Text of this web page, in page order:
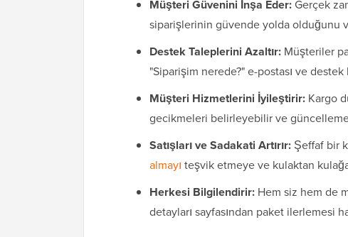
Müşteri Güvenini İnşa Eder: Gerçek
siparişlerinin güvende yolda olduğunu
Destek Taleplerini Azaltır: Müşteriler
"Siparişim nerede?" e-postası ve
Müşteri Hizmetlerini İyileştirir: Kargo
gecikmeleri belirleyebilir ve
Satışları ve Sadakati Artırır: Şeffaf bir
almayı teşvik etmeye ve kulaktan
Herkesi Bilgilendirir: Hem siz hem de
detayları sayfasından paket ilerlemesi